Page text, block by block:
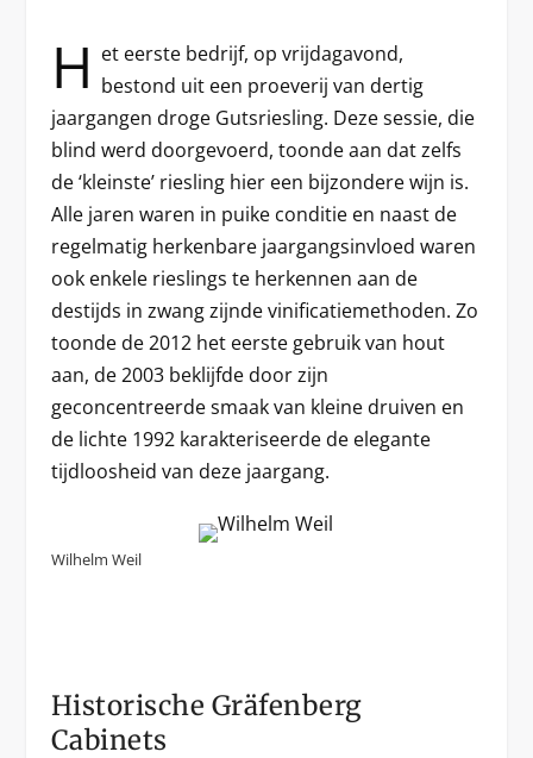
H et eerste bedrijf, op vrijdagavond,
bestond uit een proeverij van dertig
jaargangen droge Gutsriesling. Deze sessie, die
blind werd doorgevoerd, toonde aan dat zelfs
de ‘kleinste’ riesling hier een bijzondere wijn is.
Alle jaren waren in puike conditie en naast de
regelmatig herkenbare jaargangsinvloed waren
ook enkele rieslings te herkennen aan de
destijds in zwang zijnde vinificatiemethoden. Zo
toonde de 2012 het eerste gebruik van hout
aan, de 2003 beklijfde door zijn
geconcentreerde smaak van kleine druiven en
de lichte 1992 karakteriseerde de elegante
tijdloosheid van deze jaargang.
Wilhelm Weil
Historische Gräfenberg
Cabinets